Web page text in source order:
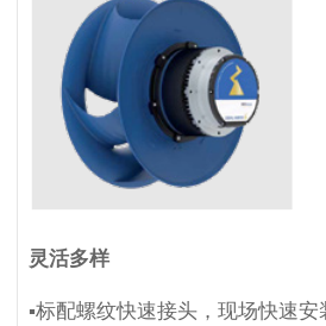
灵活多样
▪标配螺纹快速接头，现场快速安